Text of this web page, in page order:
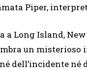
Piper,
a Long Island,
un misterioso
dell’incidente